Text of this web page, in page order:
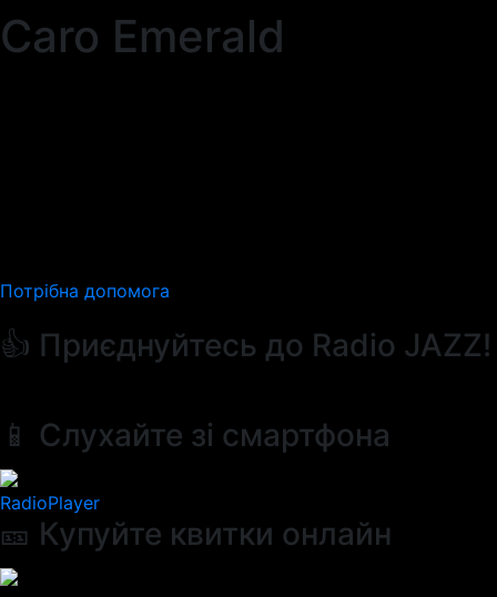
Caro Emerald
Потрібна допомога
👍 Приєднуйтесь до Radio JAZZ!
📱 Слухайте зі смартфона
RadioPlayer
🎫 Купуйте квитки онлайн